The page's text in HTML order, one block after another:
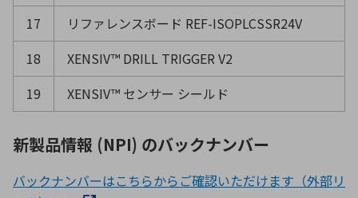
17
リファレンスボード REF-ISOPLCSSR24V
18
XENSIV™ DRILL TRIGGER V2
19
XENSIV™ センサー シールド
新製品情報 (NPI) のバックナンバー
バックナンバーはこちらからご確認いただけます（外部リ